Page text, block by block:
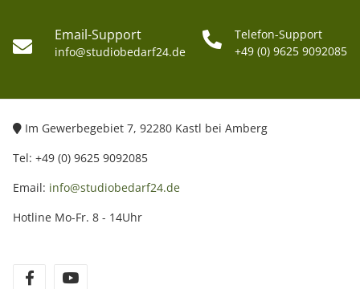
Email-Support
info@studiobedarf24.de
Telefon-Support
+49 (0) 9625 9092085
Im Gewerbegebiet 7, 92280 Kastl bei Amberg
Tel: +49 (0) 9625 9092085
Email: info@studiobedarf24.de
Hotline Mo-Fr. 8 - 14Uhr